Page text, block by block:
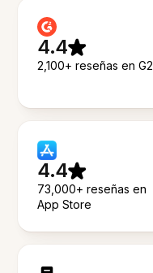
4.4
2,100+ reseñas en G2
4.4
73,000+ reseñas en
App Store